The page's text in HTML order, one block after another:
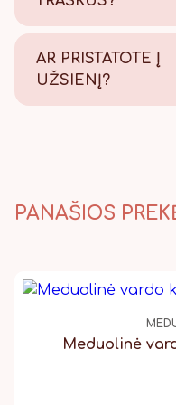
Tikrai traškūs -
AR PRISTATOTE Į
UŽSIENĮ?
Taip, pristatome,
PANAŠIOS
Meduolinė